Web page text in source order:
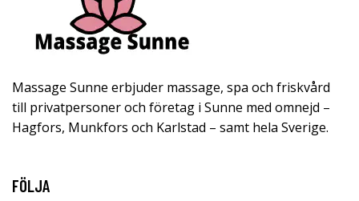
Massage Sunne erbjuder massage, spa och friskvård
till privatpersoner och företag i Sunne med omnejd –
Hagfors, Munkfors och Karlstad – samt hela Sverige.
FÖLJA